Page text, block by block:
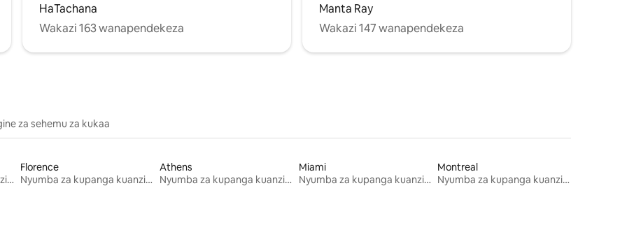
HaTachana
Wakazi 163 wanapendekeza
Manta Ray
Wakazi 147 wanapendekeza
za sehemu za kukaa
Nyumba za kupanga kuanzia mwezi mmoja
Florence
Nyumba za kupanga kuanzia mwezi mmoja
Athens
Nyumba za kupanga kuanzia mwezi mmoja
Miami
Nyumba za kupanga kuanzia mwezi mmoja
Montreal
Nyumba za kupanga kuanzia mwezi mmoja